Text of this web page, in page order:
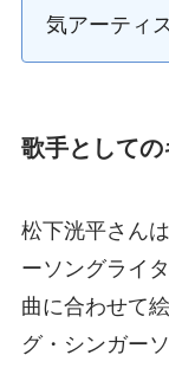
気アーティ
歌手として
松下洸平さん
ーソングライ
曲に合わせて
グ・シンガー